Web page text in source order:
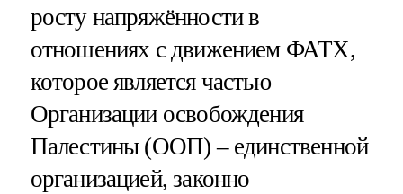
росту напряжённости в
отношениях с движением ФАТХ,
которое является частью
Организации освобождения
Палестины (ООП) – единственной
организацией, законно